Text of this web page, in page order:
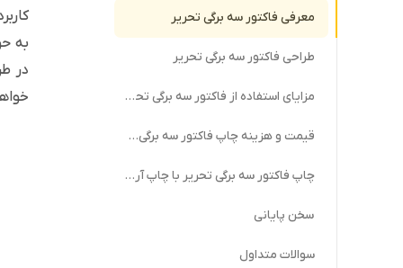
معرفی فاکتور سه برگی تحریر
طراحی فاکتور سه برگی تحریر
مزایای استفاده از فاکتور سه برگی تحریر
قیمت و هزینه چاپ فاکتور سه برگی تحریر
چاپ فاکتور سه برگی تحریر با چاپ آروان
سخن پایانی
سوالات متداول
به
در